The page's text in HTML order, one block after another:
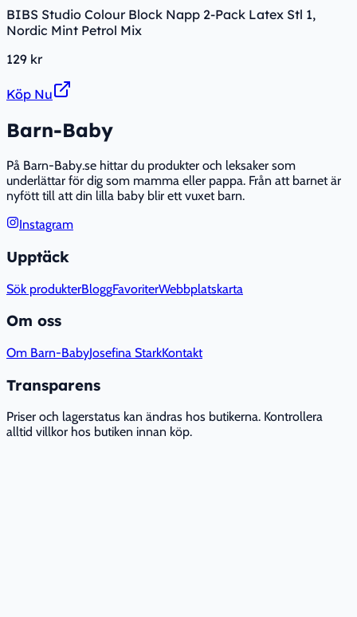
BIBS Studio Colour Block Napp 2-Pack Latex Stl 1,
Nordic Mint Petrol Mix
129 kr
Köp Nu
Barn-Baby
På Barn-Baby.se hittar du produkter och leksaker som
underlättar för dig som mamma eller pappa. Från att barnet är
nyfött till att din lilla baby blir ett vuxet barn.
Instagram
Upptäck
Sök produkterBloggFavoriterWebbplatskarta
Om oss
Om Barn-BabyJosefina StarkKontakt
Transparens
Priser och lagerstatus kan ändras hos butikerna. Kontrollera
alltid villkor hos butiken innan köp.